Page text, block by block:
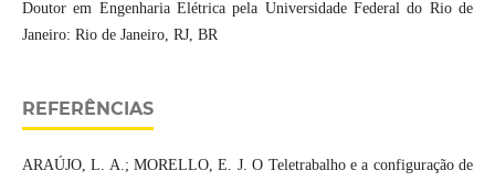
Doutor em Engenharia Elétrica pela Universidade Federal do Rio de
Janeiro: Rio de Janeiro, RJ, BR
REFERÊNCIAS
ARAÚJO, L. A.; MORELLO, E. J. O Teletrabalho e a configuração de